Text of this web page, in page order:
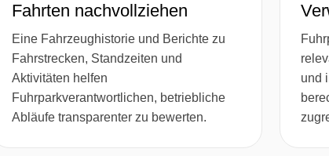
Fahrten nachvollziehen
Eine Fahrzeughistorie und Berichte zu
Fahrstrecken, Standzeiten und
Aktivitäten helfen
Fuhrparkverantwortlichen, betriebliche
Abläufe transparenter zu bewerten.
und